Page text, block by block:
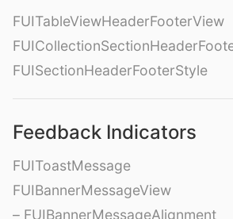
FUITableViewHeaderFooterView
FUISectionHeaderFooterStyle
Feedback Indicators
FUIToastMessage
FUIBannerMessageView
– FUIBannerMessageAlignment